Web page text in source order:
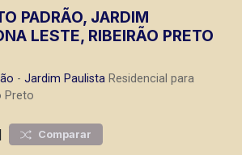
PADRÃO, JARDIM
LESTE, RIBEIRÃO PRETO
- Jardim Paulista Residencial para
Preto
| Comparar